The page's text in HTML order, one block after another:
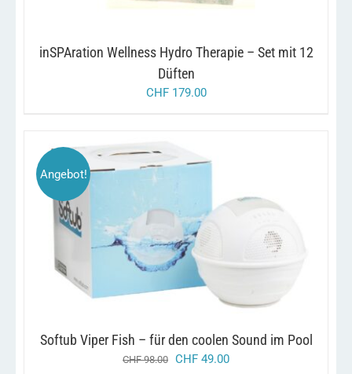
inSPAration Wellness Hydro Therapie – Set mit 12
Düften
CHF179.00
Angebot!
IN DEN WARENKORB /
Softub Viper Fish – für den coolen Sound im Pool
CHF98.00 ursprünglicher
CHF 49.00aktueller